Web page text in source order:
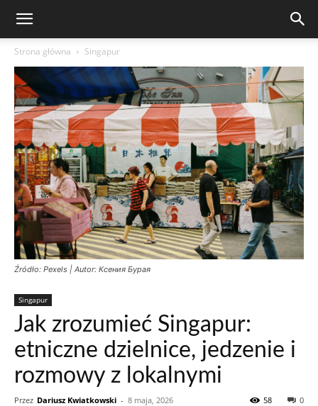
Strona główna Singapur
Źródło: Pexels | Autor: Ксения Бурая
Singapur
Jak zrozumieć Singapur:
etniczne dzielnice, jedzenie i
rozmowy z lokalnymi
Przez Dariusz Kwiatkowski - 8 maja, 2026 0
58